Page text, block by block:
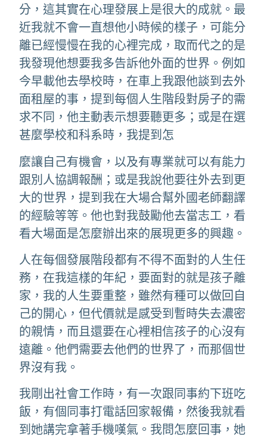
分，這其實在心理發展上是很大的成就。最
近我就不會一直想他小時候的樣子，可能分
離已經慢慢在我的心裡完成，取而代之的是
我發現他想要我多告訴他外面的世界。例如
今早載他去學校時，在車上我跟他談到去外
面租屋的事，提到每個人生階段對房子的需
求不同，他主動表示想要聽更多；或是在選
甚麼學校和科系時，我提到怎
麼讓自己有機會，以及有專業就可以有能力
跟別人協調報酬；或是我說他要往外去到更
大的世界，提到我在大場合幫外國老師翻譯
的經驗等等。他也對我鼓勵他去當志工，看
看大場面是怎麼辦出來的展現更多的興趣。
人在每個發展階段都有不得不面對的人生任
務，在我這樣的年紀，要面對的就是孩子離
家，我的人生要重整，雖然有種可以做回自
己的開心，但代價就是感受到暫時失去濃密
的親情，而且還要在心裡相信孩子的心沒有
遠離。他們需要去他們的世界了，而那個世
界沒有我。
我剛出社會工作時，有一次跟同事約下班吃
飯，有個同事打電話回家報備，然後我就看
到她講完拿著手機嘆氣。我問怎麼回事，她